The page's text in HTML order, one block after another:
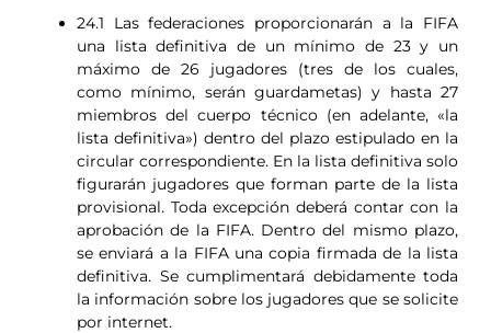
24.1 Las federaciones proporcionarán a la FIFA
una lista definitiva de un mínimo de 23 y un
máximo de 26 jugadores (tres de los cuales,
como mínimo, serán guardametas) y hasta 27
miembros del cuerpo técnico (en adelante, «la
lista definitiva») dentro del plazo estipulado en la
circular correspondiente. En la lista definitiva solo
figurarán jugadores que forman parte de la lista
provisional. Toda excepción deberá contar con la
aprobación de la FIFA. Dentro del mismo plazo,
se enviará a la FIFA una copia firmada de la lista
definitiva. Se cumplimentará debidamente toda
la información sobre los jugadores que se solicite
por internet.